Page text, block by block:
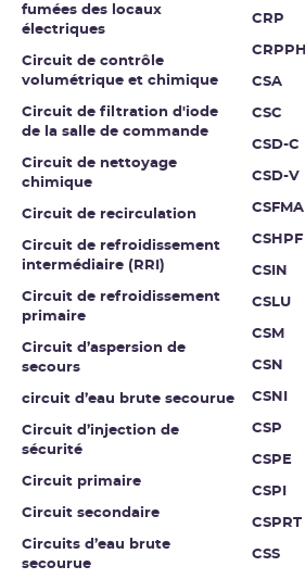
fumées des locaux
électriques
Circuit de contrôle
volumétrique et chimique
Circuit de filtration d'iode
de la salle de commande
Circuit de nettoyage
chimique
Circuit de recirculation
Circuit de refroidissement
intermédiaire (RRI)
Circuit de refroidissement
primaire
Circuit d’aspersion de
secours
circuit d’eau brute secourue
Circuit d’injection de
sécurité
Circuit primaire
Circuit secondaire
Circuits d’eau brute
secourue
CRP
CRPPH
CSA
CSC
CSD-C
CSD-V
CSFMA
CSHPF
CSIN
CSLU
CSM
CSN
CSNI
CSP
CSPE
CSPI
CSPRT
CSS